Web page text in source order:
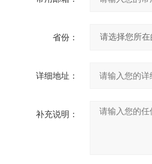
省份：
详细地址：
补充说明：